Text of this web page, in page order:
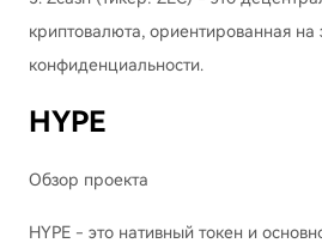
криптовалюта, ориентированная на
конфиденциальности.
HYPE
Обзор проекта
HYPE - это нативный токен и